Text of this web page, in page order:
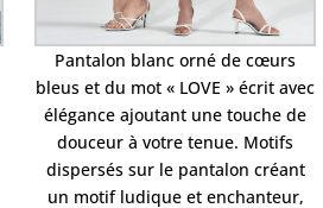
Pantalon blanc orné de cœurs
bleus et du mot « LOVE » écrit avec
élégance ajoutant une touche de
douceur à votre tenue. Motifs
dispersés sur le pantalon créant
un motif ludique et enchanteur,